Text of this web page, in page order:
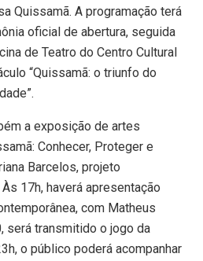
Quissamã. A programação terá
oficial de abertura, seguida
de Teatro do Centro Cultural
“Quissamã: o triunfo do
a exposição de artes
Conhecer, Proteger e
Barcelos, projeto
17h, haverá apresentação
com Matheus
será transmitido o jogo da
o público poderá acompanhar